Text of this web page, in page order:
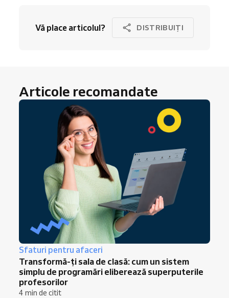
Vă place articolul? DISTRIBUIȚI
Articole recomandate
Sfaturi pentru afaceri
Transformă-ți sala de clasă: cum un sistem
simplu de programări eliberează superputerile
profesorilor
4 min de citit